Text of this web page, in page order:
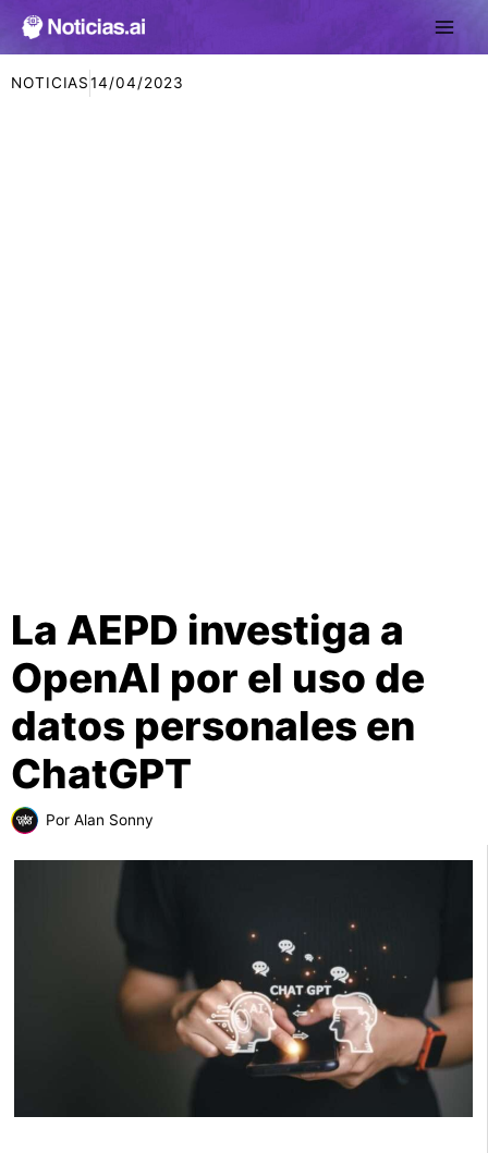
NOTICIAS 14/04/2023
La AEPD investiga a
OpenAI por el uso de
datos personales en
ChatGPT
Por Alan Sonny